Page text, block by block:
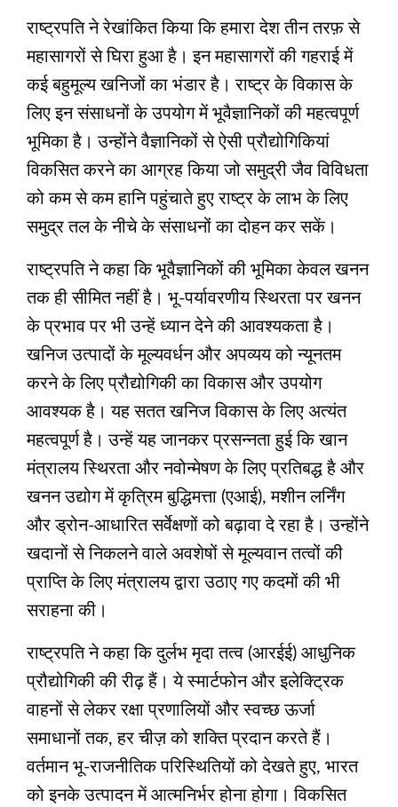
राष्ट्रपति ने रेखांकित किया कि हमारा देश तीन तरफ़ से
महासागरों से घिरा हुआ है। इन महासागरों की गहराई में
कई बहुमूल्य खनिजों का भंडार है। राष्ट्र के विकास के
लिए इन संसाधनों के उपयोग में भूवैज्ञानिकों की महत्वपूर्ण
भूमिका है। उन्होंने वैज्ञानिकों से ऐसी प्रौद्योगिकियां
विकसित करने का आग्रह किया जो समुद्री जैव विविधता
को कम से कम हानि पहुंचाते हुए राष्ट्र के लाभ के लिए
समुद्र तल के नीचे के संसाधनों का दोहन कर सकें।
राष्ट्रपति ने कहा कि भूवैज्ञानिकों की भूमिका केवल खनन
तक ही सीमित नहीं है। भू-पर्यावरणीय स्थिरता पर खनन
के प्रभाव पर भी उन्हें ध्यान देने की आवश्यकता है।
खनिज उत्पादों के मूल्यवर्धन और अपव्यय को न्यूनतम
करने के लिए प्रौद्योगिकी का विकास और उपयोग
आवश्यक है। यह सतत खनिज विकास के लिए अत्यंत
महत्वपूर्ण है। उन्हें यह जानकर प्रसन्नता हुई कि खान
मंत्रालय स्थिरता और नवोन्मेषण के लिए प्रतिबद्ध है और
खनन उद्योग में कृत्रिम बुद्धिमत्ता (एआई), मशीन लर्निंग
और ड्रोन-आधारित सर्वेक्षणों को बढ़ावा दे रहा है। उन्होंने
खदानों से निकलने वाले अवशेषों से मूल्यवान तत्वों की
प्राप्ति के लिए मंत्रालय द्वारा उठाए गए कदमों की भी
सराहना की।
राष्ट्रपति ने कहा कि दुर्लभ मृदा तत्व (आरईई) आधुनिक
प्रौद्योगिकी की रीढ़ हैं। ये स्मार्टफोन और इलेक्ट्रिक
वाहनों से लेकर रक्षा प्रणालियों और स्वच्छ ऊर्जा
समाधानों तक, हर चीज़ को शक्ति प्रदान करते हैं।
वर्तमान भू-राजनीतिक परिस्थितियों को देखते हुए, भारत
को इनके उत्पादन में आत्मनिर्भर होना होगा। विकसित